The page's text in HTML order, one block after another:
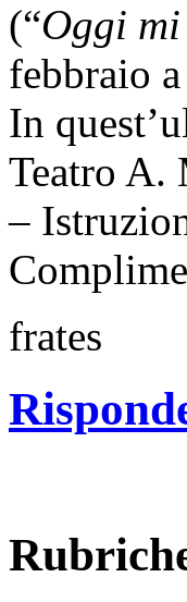
(“Oggi
febbraio
In
Teatro A.
–
frates